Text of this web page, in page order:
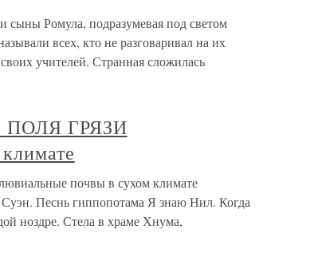
сыны Ромула, подразумевая под светом
всех, кто не разговаривал на их
учителей. Странная сложилась
ПОЛЯ ГРЯЗИ
почвы в сухом климате
Песнь гиппопотама Я знаю Нил. Когда
ноздре. Стела в храме Хнума,